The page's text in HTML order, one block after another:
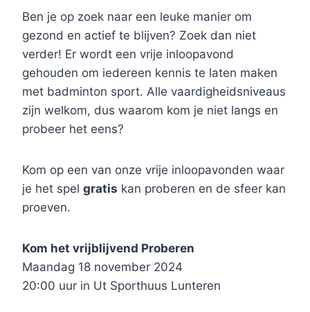
Ben je op zoek naar een leuke manier om
gezond en actief te blijven? Zoek dan niet
verder! Er wordt een vrije inloopavond
gehouden om iedereen kennis te laten maken
met badminton sport. Alle vaardigheidsniveaus
zijn welkom, dus waarom kom je niet langs en
probeer het eens?
Kom op een van onze vrije inloopavonden waar
je het spel gratis kan proberen en de sfeer kan
proeven.
Kom het vrijblijvend Proberen
Maandag 18 november 2024
20:00 uur in Ut Sporthuus Lunteren